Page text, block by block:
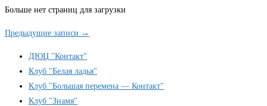
Больше нет страниц для загрузки
Предыдущие записи →
ДЮЦ "Контакт"
Клуб "Белая ладья"
Клуб "Большая перемена — Контакт"
Клуб "Знамя"